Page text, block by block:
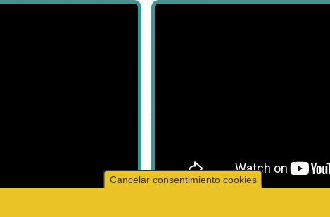
atlética. “12 meses, 12
Cancelar consentimiento cookies